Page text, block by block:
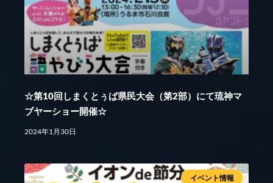
☆第10回しまくとぅば県民大会（第2部）にて琉神マ
ブヤーショー開催☆
2024年1月30日
イベント情報